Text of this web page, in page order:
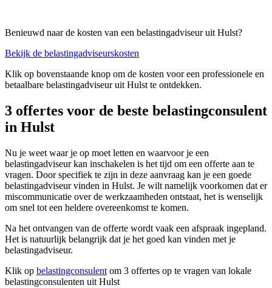
Benieuwd naar de kosten van een belastingadviseur uit Hulst?
Bekijk de belastingadviseurskosten
Klik op bovenstaande knop om de kosten voor een professionele en
betaalbare belastingadviseur uit Hulst te ontdekken.
3 offertes voor de beste belastingconsulent
in Hulst
Nu je weet waar je op moet letten en waarvoor je een
belastingadviseur kan inschakelen is het tijd om een offerte aan te
vragen. Door specifiek te zijn in deze aanvraag kan je een goede
belastingadviseur vinden in Hulst. Je wilt namelijk voorkomen dat er
miscommunicatie over de werkzaamheden ontstaat, het is wenselijk
om snel tot een heldere overeenkomst te komen.
Na het ontvangen van de offerte wordt vaak een afspraak ingepland.
Het is natuurlijk belangrijk dat je het goed kan vinden met je
belastingadviseur.
Klik op belastingconsulent om 3 offertes op te vragen van lokale
belastingconsulenten uit Hulst